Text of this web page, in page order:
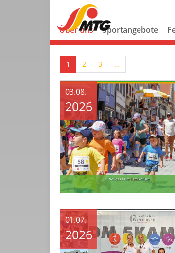
Über uns Sportangebote
1 2 3 …
03.08.
2026
01.07.
2026